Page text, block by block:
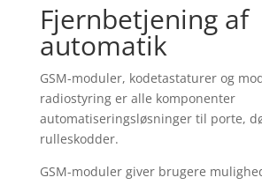
Fjernbetjening af
automatik
GSM-moduler, kodetastaturer og
radiostyring er alle komponenter
automatiseringsløsninger til porte,
rulleskodder.
GSM-moduler giver brugere